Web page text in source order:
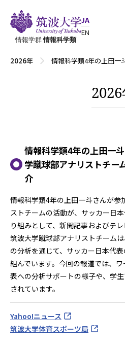
情報学群情報科学類
JA
EN
2026年 情報科学類4年の上田一
情報科学類4年の上田一
学蹴球部アナリストチー
介
情報科学類4年の上田一斗さんが参
ストチームの活動が、サッカー日
り組みとして、新聞記事およびテ
筑波大学蹴球部アナリストチーム
の分析を通じて、サッカー日本代
組んでいます。今回の報道では、
表への分析サポートの様子や、学
されています。
Yahoo!ニュース
筑波大学体育スポーツ局